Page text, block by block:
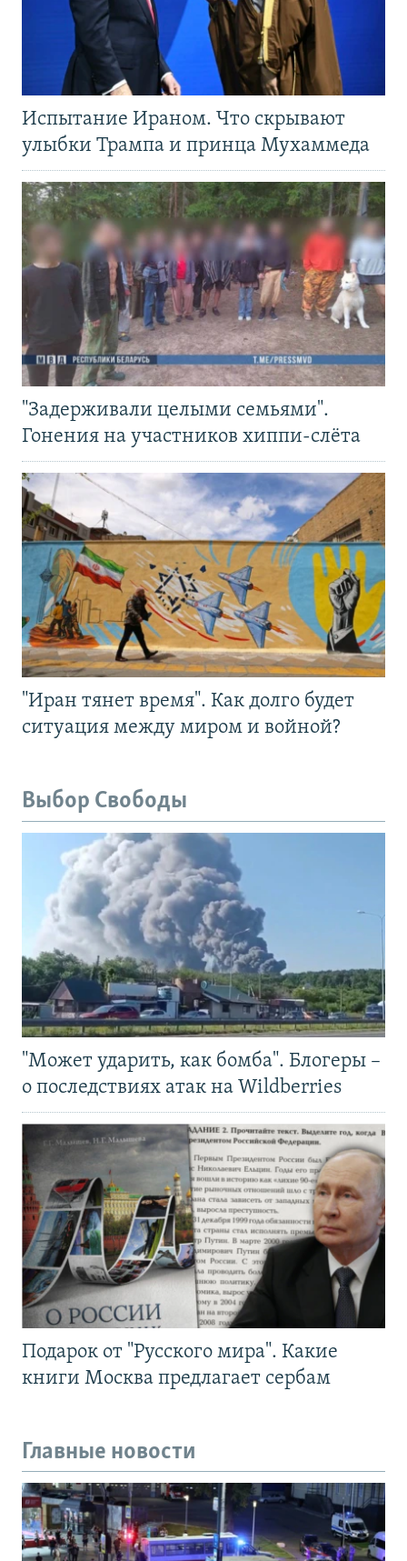
Испытание Ираном. Что скрывают
улыбки Трампа и принца Мухаммеда
"Задерживали целыми семьями".
Гонения на участников хиппи-слёта
"Иран тянет время". Как долго будет
ситуация между миром и войной?
Выбор Свободы
"Может ударить, как бомба". Блогеры –
о последствиях атак на Wildberries
Подарок от "Русского мира". Какие
книги Москва предлагает сербам
Главные новости